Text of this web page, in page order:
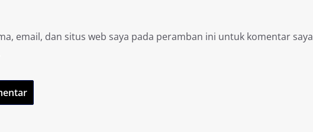
email, dan situs web saya pada peramban ini untuk komentar saya